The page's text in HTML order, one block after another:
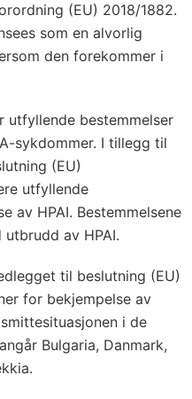
(EU) 2018/1882.
som en alvorlig
den forekommer i
utfyllende bestemmelser
sykdommer. I tillegg til
(EU)
utfyllende
av HPAI. Bestemmelsene
av HPAI.
til beslutning (EU)
for bekjempelse av
i de
Bulgaria, Danmark,